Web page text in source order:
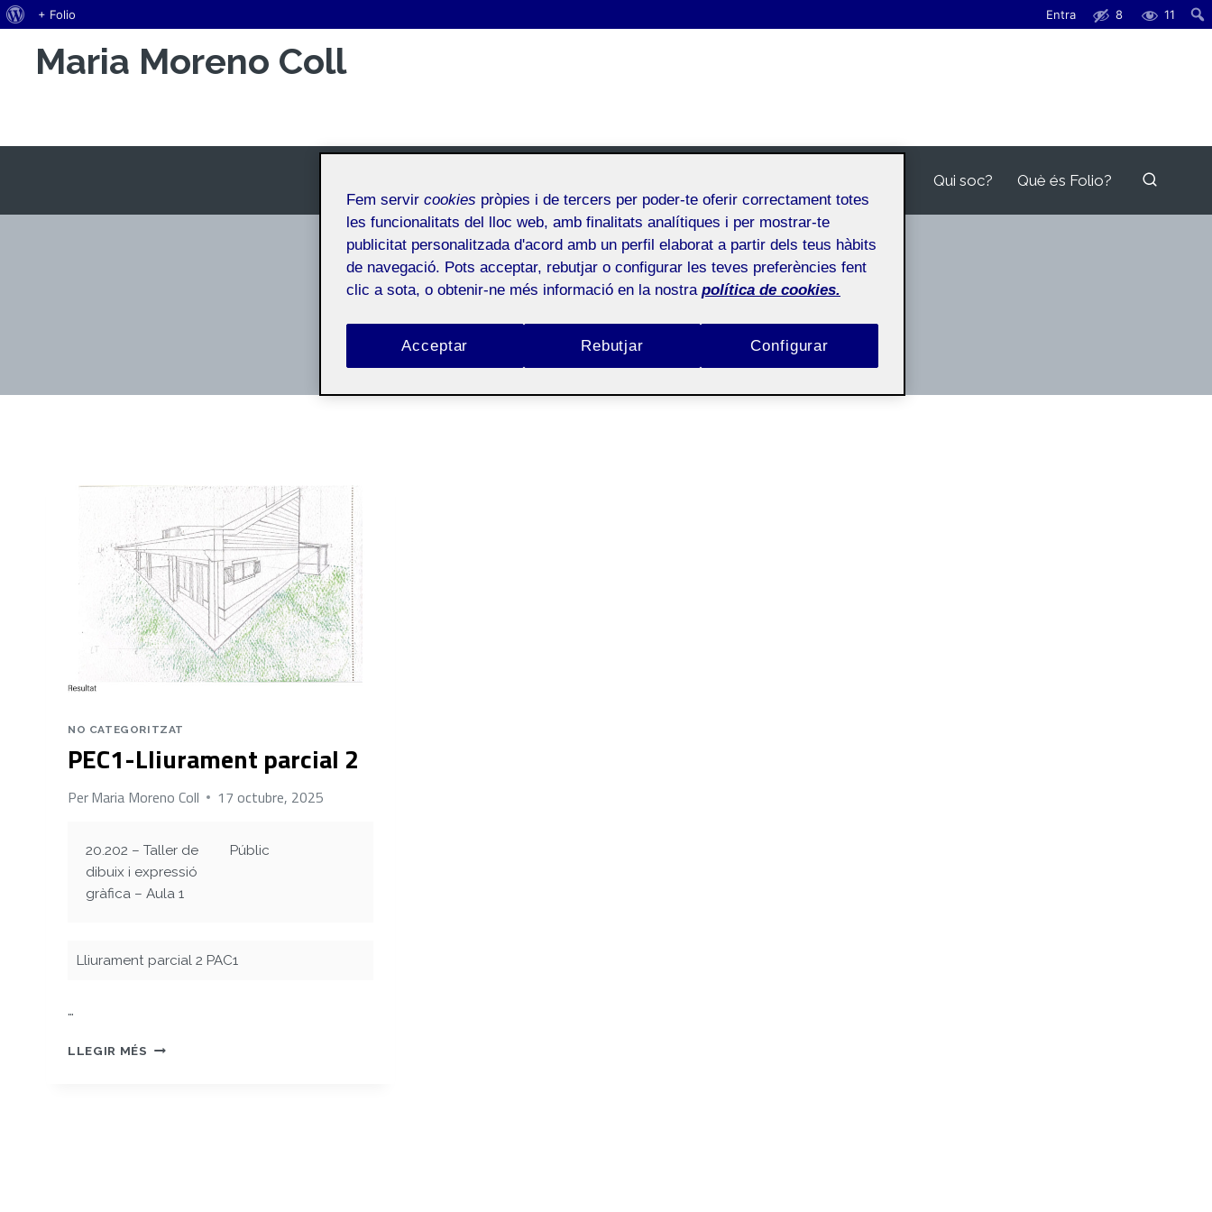
Quant
WordPress
+ Folio Entra 8 11
Maria Moreno Coll
Qui soc? Què és Folio?
Lliurament parcial 2 PAC1
Inici / Lliurament parcial 2 PAC1
Lliurament parcial 2 PAC1
NO CATEGORITZAT
PEC1-Lliurament parcial 2
PerMaria Moreno Coll 17 octubre, 2025
20.202 – Taller de
dibuix i expressió
gràfica – Aula 1
Públic
Lliurament parcial 2 PAC1
…
LLEGIR MÉS PEC1-
Fem servir cookies pròpies i de tercers per poder-te oferir correctament totes
les funcionalitats del lloc web, amb finalitats analítiques i per mostrar-te
publicitat personalitzada d'acord amb un perfil elaborat a partir dels teus hàbits
de navegació. Pots acceptar, rebutjar o configurar les teves preferències fent
clic a sota, o obtenir-ne més informació en la nostra política de cookies.
Rebutjar
Acceptar Configurar